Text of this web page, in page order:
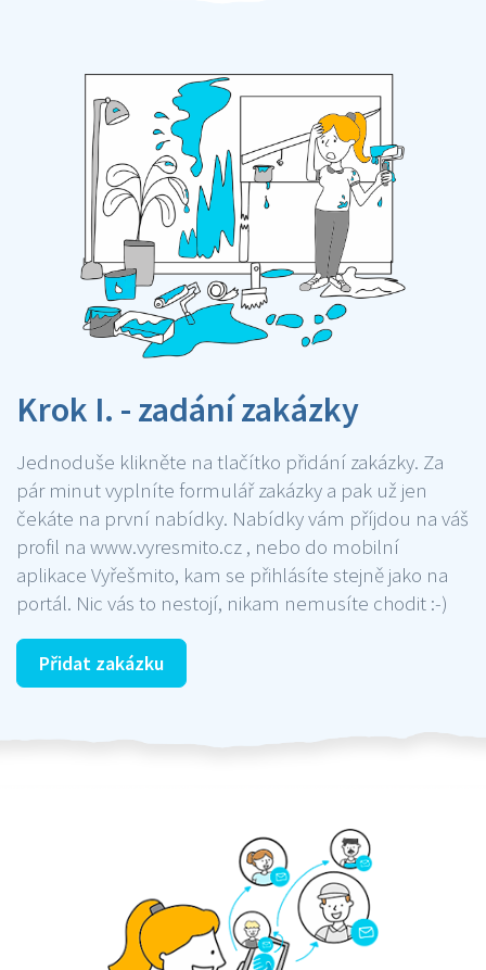
Krok I. - zadání zakázky
Jednoduše klikněte na tlačítko přidání zakázky. Za
pár minut vyplníte formulář zakázky a pak už jen
čekáte na první nabídky. Nabídky vám příjdou na váš
profil na www.vyresmito.cz , nebo do mobilní
aplikace Vyřešmito, kam se přihlásíte stejně jako na
portál. Nic vás to nestojí, nikam nemusíte chodit :-)
Přidat zakázku